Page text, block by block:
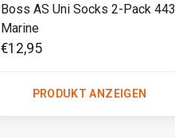
Boss AS Uni Socks 2-Pack 443
Marine
€12,95
PRODUKT ANZEIGEN